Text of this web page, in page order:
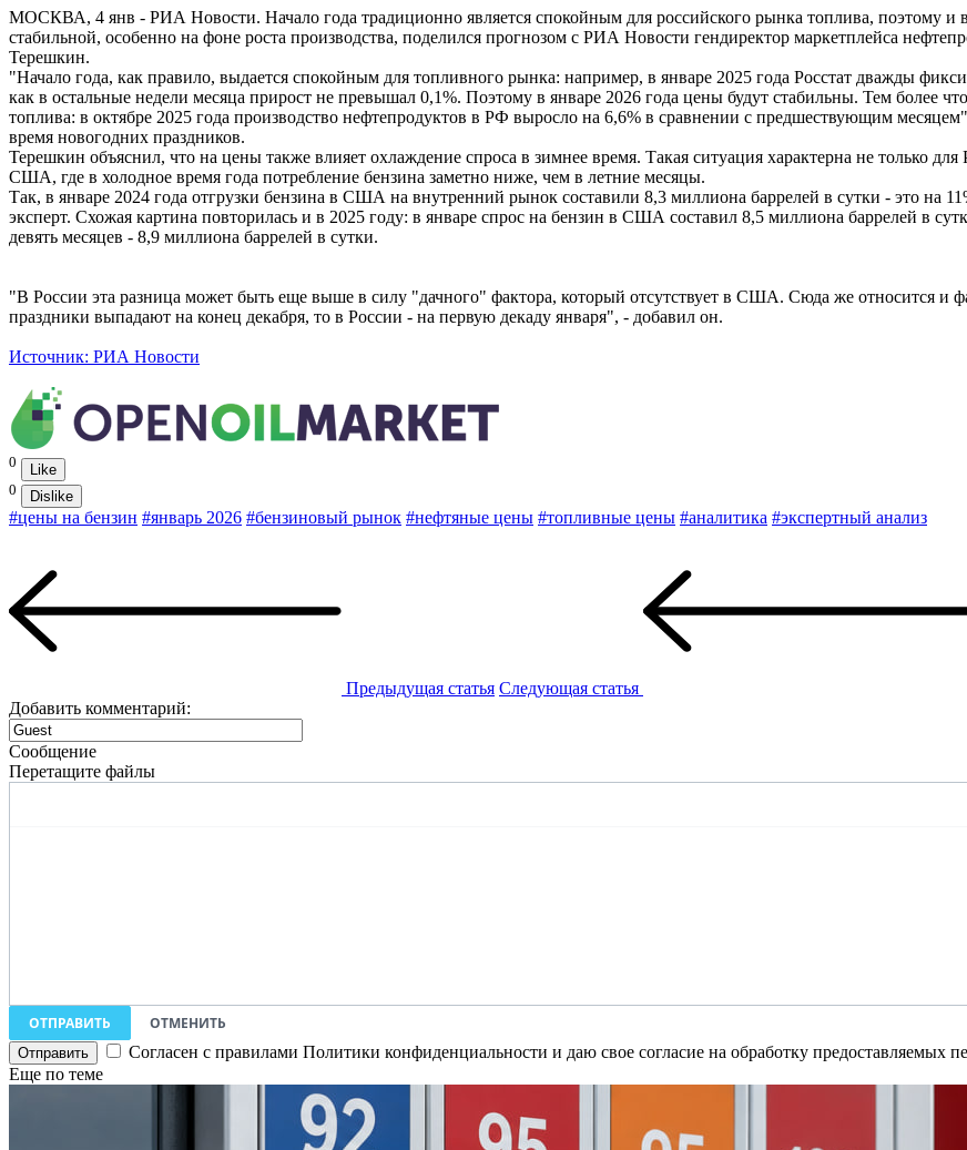
МОСКВА, 4 янв - РИА Новости. Начало года традиционно является спокойным для российского рынка топлива, поэтому и в
стабильной, особенно на фоне роста производства, поделился прогнозом с РИА Новости гендиректор маркетплейса
Терешкин.
"Начало года, как правило, выдается спокойным для топливного рынка: например, в январе 2025 года Росстат дважды
как в остальные недели месяца прирост не превышал 0,1%. Поэтому в январе 2026 года цены будут стабильны. Тем более
топлива: в октябре 2025 года производство нефтепродуктов в РФ выросло на 6,6% в сравнении с предшествующим
время новогодних праздников.
Терешкин объяснил, что на цены также влияет охлаждение спроса в зимнее время. Такая ситуация характерна не только
США, где в холодное время года потребление бензина заметно ниже, чем в летние месяцы.
Так, в январе 2024 года отгрузки бензина в США на внутренний рынок составили 8,3 миллиона баррелей в сутки - это на
эксперт. Схожая картина повторилась и в 2025 году: в январе спрос на бензин в США составил 8,5 миллиона баррелей в
девять месяцев - 8,9 миллиона баррелей в сутки.
"В России эта разница может быть еще выше в силу "дачного" фактора, который отсутствует в США. Сюда же относится и
праздники выпадают на конец декабря, то в России - на первую декаду января", - добавил он.
Источник: РИА Новости
0
Like
0
Dislike
#цены на бензин #январь 2026 #бензиновый рынок #нефтяные цены #топливные цены #аналитика #экспертный анализ
Предыдущая статья Следующая статья
Добавить комментарий:
Сообщение
Перетащите файлы
ОТПРАВИТЬ
ОТМЕНИТЬ
Согласен с правилами Политики конфиденциальности и даю свое согласие на обработку предоставляемых
Еще по теме